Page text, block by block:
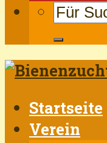
Startseite
Verein